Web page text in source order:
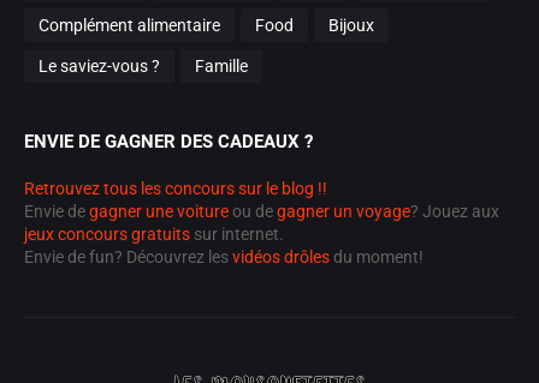
Complément alimentaire Food Bijoux
Le saviez-vous ? Famille
ENVIE DE GAGNER DES CADEAUX ?
Retrouvez tous les concours sur le blog !!
Envie degagner une voiture ou degagner un voyage? Jouez aux
jeux concours gratuits sur internet.
Envie de fun? Découvrez lesvidéos drôles du moment!